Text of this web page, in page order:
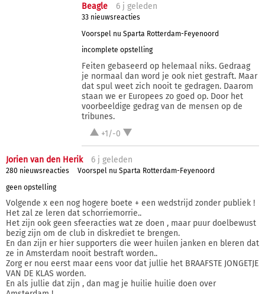
Beagle 6 j geleden
33 nieuwsreacties
Voorspel nu Sparta Rotterdam-Feyenoord
incomplete opstelling
Feiten gebaseerd op helemaal niks. Gedraag
je normaal dan word je ook niet gestraft. Maar
dat spul weet zich nooit te gedragen. Daarom
staan we er Europees zo goed op. Door het
voorbeeldige gedrag van de mensen op de
tribunes.
+1/-0
Jorien van den Herik 6 j geleden
280 nieuwsreacties
Voorspel nu Sparta Rotterdam-Feyenoord
geen opstelling
Volgende x een nog hogere boete + een wedstrijd zonder publiek !
Het zal ze leren dat schorriemorrie..
Het zijn ook geen sfeeracties wat ze doen , maar puur doelbewust
bezig zijn om de club in diskrediet te brengen.
En dan zijn er hier supporters die weer huilen janken en bleren dat
ze in Amsterdam nooit bestraft worden..
Zorg er nou eerst maar eens voor dat jullie het BRAAFSTE JONGETJE
VAN DE KLAS worden.
En als jullie dat zijn , dan mag je huilie huilie doen over